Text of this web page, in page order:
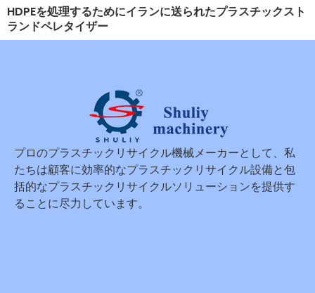
HDPEを処理するためにイランに送られたプラスチックスト
ランドペレタイザー
プロのプラスチックリサイクル機械メーカーとして、私
たちは顧客に効率的なプラスチックリサイクル設備と包
括的なプラスチックリサイクルソリューションを提供す
ることに尽力しています。